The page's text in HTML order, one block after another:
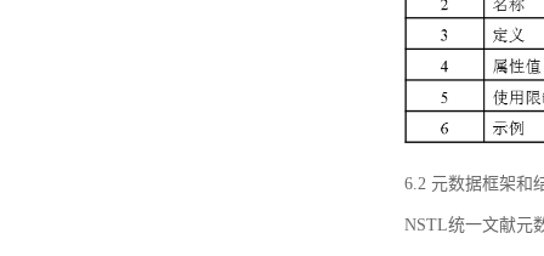
6.2 元数据框架和
NSTL统一文献元